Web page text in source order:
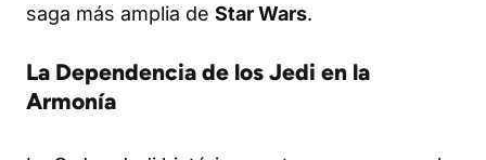
saga más amplia de Star Wars.
La Dependencia de los Jedi en la
Armonía